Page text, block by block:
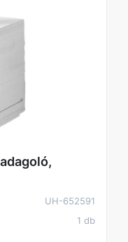
UH-652591
1 db